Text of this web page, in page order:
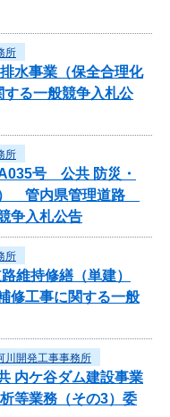
所
水事業（保全合理化
る一般競争入札公
所
号 公共 防災・
） 管内県管理道路
争入札公告
所
維持修繕（単建）
修工事に関する一般
川開発工事事務所
内ケ谷ダム建設事業
等業務（その3）委